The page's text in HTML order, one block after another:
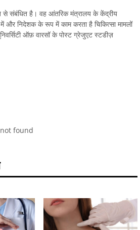
से संबंधित है। वह आंतरिक मंत्रालय के केंद्रीय
और निदेशक के रूप में काम करता है चिकित्सा मामलों
ऑफ़ वारसॉ के पोस्ट ग्रेजुएट स्टडीज़
found